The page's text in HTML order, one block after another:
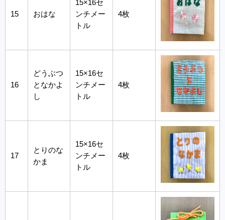
15 おはな
15×16セ
ンチメー
トル
4枚
16
どうぶつ
となかよ
し
15×16セ
ンチメー
トル
4枚
17
とりのな
かま
15×16セ
ンチメー
トル
4枚